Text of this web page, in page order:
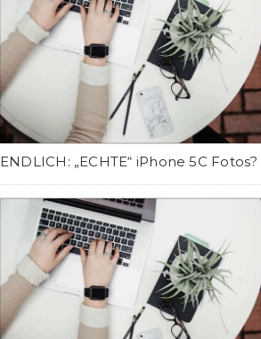
ENDLICH: „ECHTE“ iPhone 5C Fotos?